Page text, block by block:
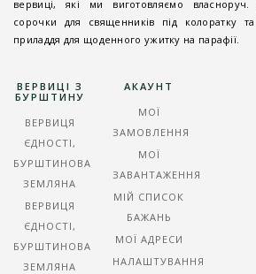
вервиці, які ми виготовляємо
сорочки для священників під колоратку
приладдя для щоденного ужитку на парафії.
ВЕРВИЦІ З
БУРШТИНУ
ВЕРВИЦЯ
ЄДНОСТІ,
БУРШТИНОВА
ЗЕМЛЯНА
ВЕРВИЦЯ
ЄДНОСТІ,
БУРШТИНОВА
ЗЕМЛЯНА
АКАУНТ
МОЇ
ЗАМОВЛЕННЯ
МОЇ
ЗАВАНТАЖЕННЯ
МІЙ СПИСОК
БАЖАНЬ
МОЇ АДРЕСИ
НАЛАШТУВАННЯ